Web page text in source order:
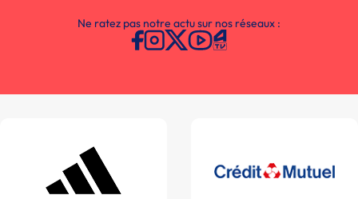
Ne ratez pas notre actu sur nos réseaux :